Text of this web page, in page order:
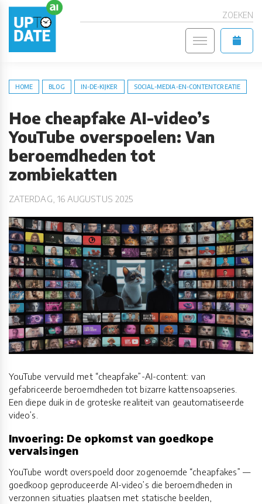
ZOEKEN
HOME BLOG IN-DE-KIJKER SOCIAL-MEDIA-EN-CONTENTCREATIE
Hoe cheapfake AI-video’s
YouTube overspoelen: Van
beroemdheden tot
zombiekatten
ZATERDAG, 16 AUGUSTUS 2025
YouTube vervuild met “cheapfake”-AI-content: van
gefabriceerde beroemdheden tot bizarre kattensoapseries.
Een diepe duik in de groteske realiteit van geautomatiseerde
video’s.
Invoering: De opkomst van goedkope
vervalsingen
YouTube wordt overspoeld door zogenoemde “cheapfakes” —
goedkoop geproduceerde AI-video’s die beroemdheden in
verzonnen situaties plaatsen met statische beelden,